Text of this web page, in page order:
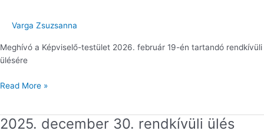
Varga Zsuzsanna
Meghívó a Képviselő-testület 2026. február 19-én tartandó rendkívüli
ülésére
Read More »
2025. december 30. rendkívüli ülés
2025.